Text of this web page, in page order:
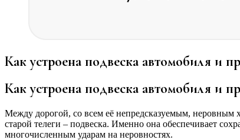
Как устроена подвеска автомобиля и
Как устроена подвеска автомобиля и
Между дорогой, со всем её непредсказуемым, неровным
старой телеги – подвеска. Именно она обеспечивает
многочисленным ударам на неровностях.